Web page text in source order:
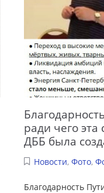
ради чего эта
ДББ была
Новости,Фото,
Благодарность